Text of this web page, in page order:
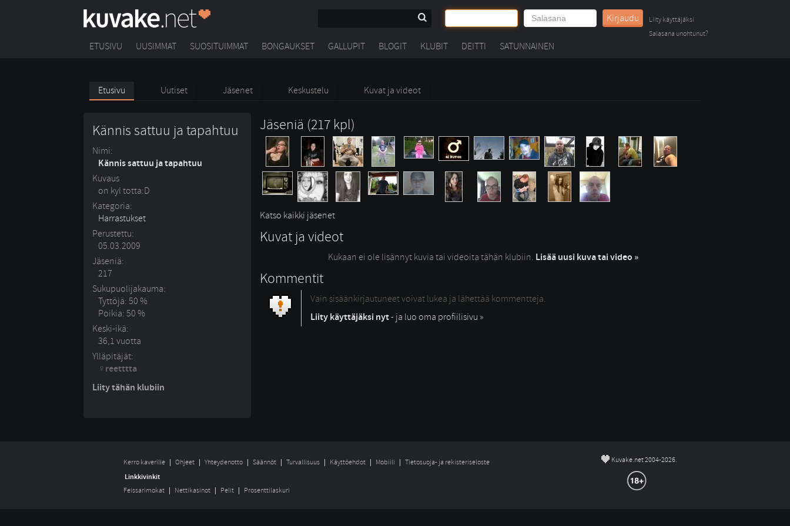
Kirjaudu
Liity käyttäjäksi
Salasana unohtunut?
ETUSIVU UUSIMMAT SUOSITUIMMAT BONGAUKSET GALLUPIT BLOGIT KLUBIT DEITTI SATUNNAINEN
Etusivu Uutiset Jäsenet Keskustelu Kuvat ja videot
Kännis sattuu ja tapahtuu
Nimi:
Kännis sattuu ja tapahtuu
Kuvaus
on kyl totta:D
Kategoria:
Harrastukset
Perustettu:
05.03.2009
Jäseniä:
217
Sukupuolijakauma:
Tyttöjä: 50 %
Poikia: 50 %
Keski-ikä:
36,1 vuotta
Ylläpitäjät:
reetttta
Liity tähän klubiin
Jäseniä (217 kpl)
Katso kaikki jäsenet
Kuvat ja videot
Kukaan ei ole lisännyt kuvia tai videoita tähän klubiin. Lisää uusi kuva tai video »
Kommentit
Vain sisäänkirjautuneet voivat lukea ja lähettää kommentteja.
Liity käyttäjäksi nyt- ja luo oma profiilisivu »
Kerro kaverille Ohjeet Yhteydenotto Säännöt Turvallisuus Käyttöehdot Mobiili Tietosuoja- ja rekisteriseloste © Kuvake.net 2004-2026.
Linkkivinkit
Feissarimokat Nettikasinot Pelit Prosenttilaskuri